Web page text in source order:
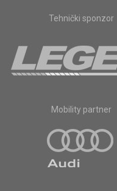
Tehnički sponzor
Mobility partner